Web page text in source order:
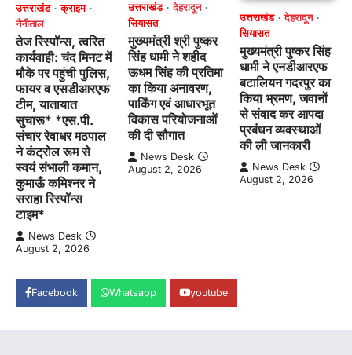
उत्तराखंड
क्राइम
नैनीताल
तेज रिस्पॉन्स, त्वरित
कार्यवाही: चंद मिनट में
मौके पर पहुंची पुलिस,
फायर व एसडीआरएफ
टीम, यातायात
सुचारू* *एस.पी.
संचार रेवाधर मठपाल
ने कंट्रोल रूम से
स्वयं संभाली कमान,
कुमाऊँ कमिश्नर ने
सराहा रिस्पॉन्स
टाइम*
News Desk
August 2, 2026
उत्तराखंड
देहरादून
सियासत
मुख्यमंत्री श्री पुष्कर
सिंह धामी ने शहीद
ऊधम सिंह की प्रतिमा
का किया अनावरण,
पार्किंग एवं आधारभूत
विकास परियोजनाओं
की दी सौगात
News Desk
August 2, 2026
उत्तराखंड
देहरादून
सियासत
मुख्यमंत्री पुष्कर सिंह
धामी ने एनडीआरएफ
बटालियन गदरपुर का
किया भ्रमण, जवानों
से संवाद कर आपदा
प्रबंधन व्यवस्थाओं
की ली जानकारी
News Desk
August 2, 2026
Facebook Whatsapp youtube